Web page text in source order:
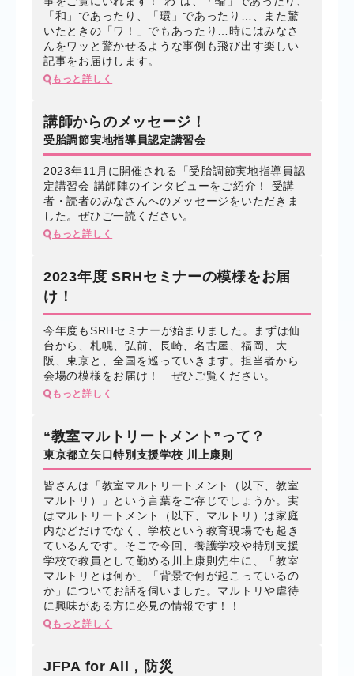
「和」であったり、「環」であったり…、また驚
いたときの「ワ！」でもあったり…時にはみなさ
んをワッと驚かせるような事例も飛び出す楽しい
記事をお届けします。
もっと詳しく
講師からのメッセージ！
受胎調節実地指導員認定講習会
2023年11月に開催される「受胎調節実地指導員認
定講習会 講師陣のインタビューをご紹介！ 受講
者・読者のみなさんへのメッセージをいただきま
した。ぜひご一読ください。
もっと詳しく
2023年度 SRHセミナーの模様をお届
け！
今年度もSRHセミナーが始まりました。まずは仙
台から、札幌、弘前、長崎、名古屋、福岡、大
阪、東京と、全国を巡っていきます。担当者から
会場の模様をお届け！ ぜひご覧ください。
もっと詳しく
“教室マルトリートメント”って？
東京都立矢口特別支援学校 川上康則
皆さんは「教室マルトリートメント（以下、教室
マルトリ）」という言葉をご存じでしょうか。実
はマルトリートメント（以下、マルトリ）は家庭
内などだけでなく、学校という教育現場でも起き
ているんです。そこで今回、養護学校や特別支援
学校で教員として勤める川上康則先生に、「教室
マルトリとは何か」「背景で何が起こっているの
か」についてお話を伺いました。マルトリや虐待
に興味がある方に必見の情報です！！
もっと詳しく
JFPA for All，防災